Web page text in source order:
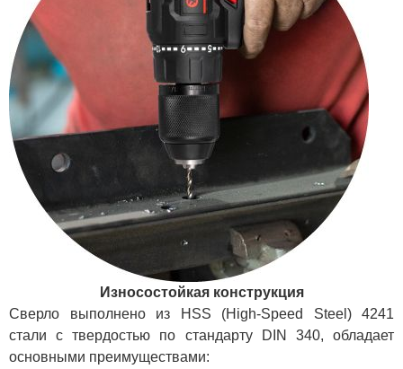
Износостойкая конструкция
Сверло выполнено из HSS (High-Speed Steel) 4241
стали с твердостью по стандарту DIN 340, обладает
основными преимуществами: